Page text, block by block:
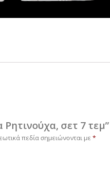
σετ 7 τεμ”
πεδία σημειώνονται με *